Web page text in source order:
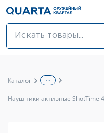
Оптовикам
Каталог ...
Наушники активные ShotTime